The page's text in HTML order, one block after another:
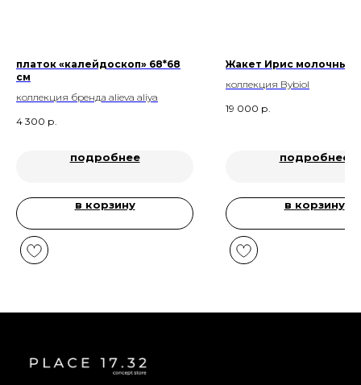
платок «калейдоскоп» 68*68
см
коллекция бренда alieva aliya
4 300 р.
подробнее
в корзину
Жакет Ирис молочный
коллекция Bybiol
19 000 р.
подробнее
в корзину